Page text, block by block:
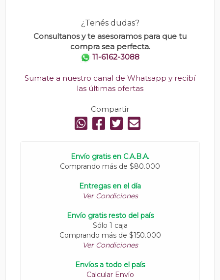
¿Tenés dudas?
Consultanos y te asesoramos para que tu
compra sea perfecta.
11-6162-3088
Sumate a nuestro canal de Whatsapp y recibí
las últimas ofertas
Compartir
Envío gratis en C.A.B.A.
Comprando más de $80.000
Entregas en el día
Ver Condiciones
Envío gratis resto del país
Sólo 1 caja
Comprando más de $150.000
Ver Condiciones
Envíos a todo el país
Calcular Envío